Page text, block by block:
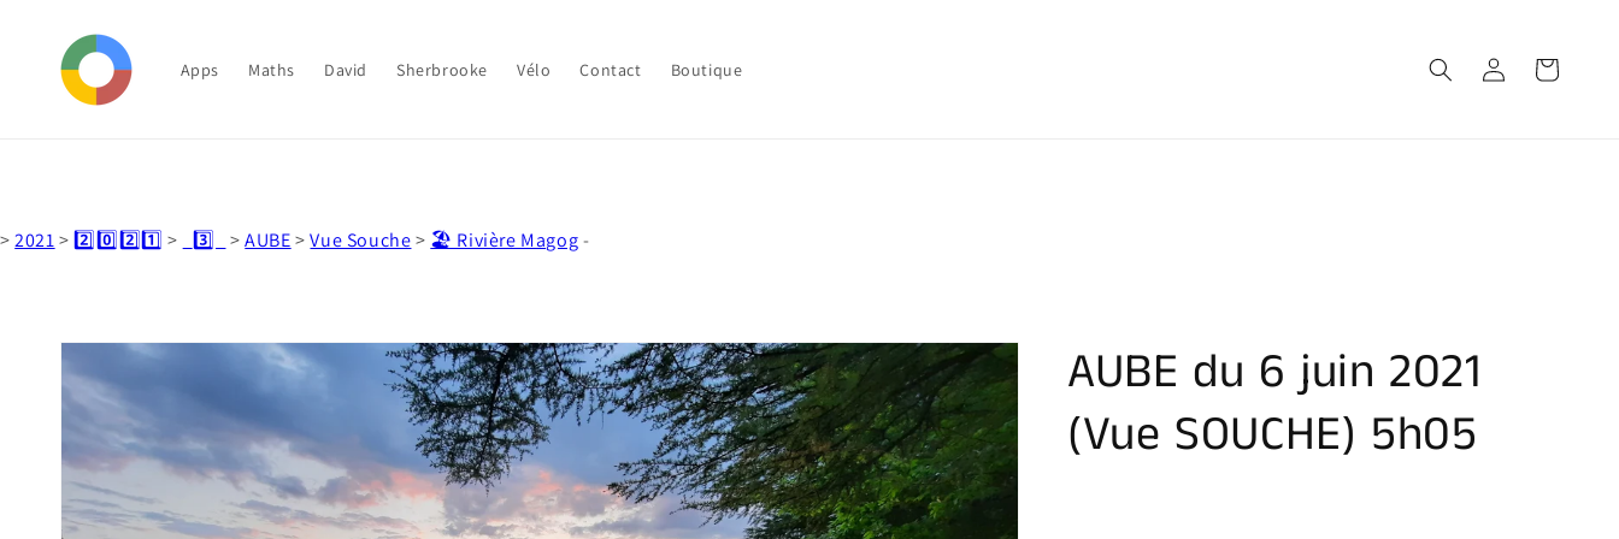
contenu
Apps Maths David Sherbrooke Vélo Contact Boutique Connexion Panier
>2021> 2️⃣0️⃣2️⃣1️⃣ > _3️⃣_ >AUBE>Vue Souche> 🏖️ Rivière Magog-
Passer aux
produits
AUBE du 6 juin 2021
(Vue SOUCHE) 5h05